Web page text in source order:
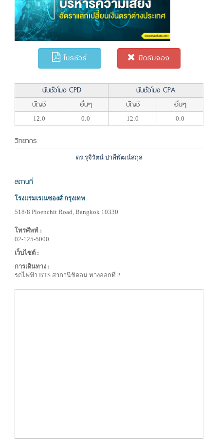
โบรชัวร์ ปิดรับจอง
นับชั่วโมง CPD
นับชั่วโมง CPA
บัญชี
อื่นๆ บัญชี อื่นๆ
12:0 0:0 12:0 0:0
วิทยากร
ดร.รุจิรัตน์ ปาลีพัฒน์สกุล
สถานที่
โรงแรมเรเนซองส์ กรุงเทพ
518/8 Ploenchit Road, Bangkok 10330
โทรศัพท์ :
02-125-5000
เว็บไซต์ :
การเดินทาง :
รถไฟฟ้า BTS สาถานีชิดลม ทางออกที่ 2